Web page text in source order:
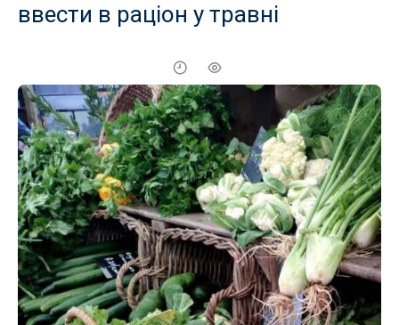
ввести в раціон у травні